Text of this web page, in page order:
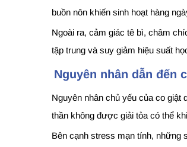
buồn nôn khiến sinh hoạt hàng
Ngoài ra, cảm giác tê bì, châm
tập trung và suy giảm hiệu suất
Nguyên nhân dẫn đến
Nguyên nhân chủ yếu của co
thần không được giải tỏa có thể
Bên cạnh stress mạn tính, những